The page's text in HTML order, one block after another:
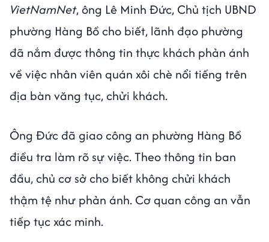
VietNamNet, ông Lê Minh Đức, Chủ tịch UBND
phường Hàng Bồ cho biết, lãnh đạo phường
đã nắm được thông tin thực khách phản ánh
về việc nhân viên quán xôi chè nổi tiếng trên
địa bàn văng tục, chửi khách.
Ông Đức đã giao công an phường Hàng Bồ
điều tra làm rõ sự việc. Theo thông tin ban
đầu, chủ cơ sở cho biết không chửi khách
thậm tệ như phản ánh. Cơ quan công an vẫn
tiếp tục xác minh.